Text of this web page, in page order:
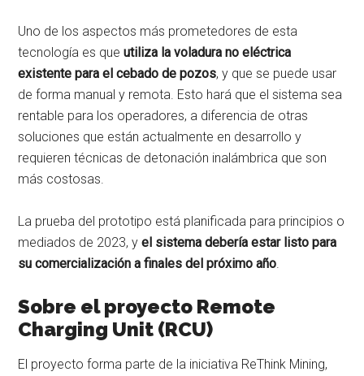
Uno de los aspectos más prometedores de esta
tecnología es queutiliza la voladura no eléctrica
existente para el cebado de pozos, y que se puede usar
de forma manual y remota. Esto hará que el sistema sea
rentable para los operadores, a diferencia de otras
soluciones que están actualmente en desarrollo y
requieren técnicas de detonación inalámbrica que son
más costosas.
La prueba del prototipo está planificada para principios o
mediados de 2023, yel sistema debería estar listo para
su comercialización a finales del próximo año.
Sobre el proyecto Remote
Charging Unit (RCU)
El proyecto forma parte de la iniciativa ReThink Mining,